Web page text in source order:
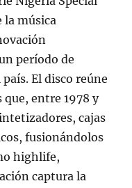
la música
período de
El disco reúne
que, entre 1978 y
cajas
fusionándolos
highlife,
captura la